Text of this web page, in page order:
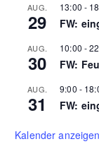
AUG.
29
13:00 -
FW:
AUG.
30
10:00 -
FW:
AUG.
31
9:00 -
FW:
Kalender anzeigen